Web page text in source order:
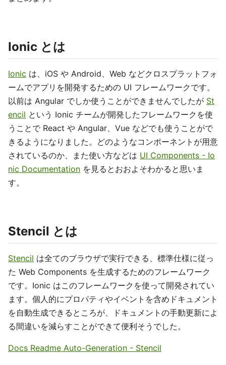
Ionic とは
Ionic は、iOS や Android、Web などクロスプラットフォ
ームでアプリを開発するための UI フレームワークです。
以前は Angular でしか使うことができませんでしたが St
encil という Ionic チームが開発したフレームワークを使
うことで React や Angular、Vue などでも使うことがで
きるようになりました。どのようなコンポーネントが用意
されているのか、また使い方などは UI Components - Io
nic Documentation を見るとおおよそわかると思いま
す。
Stencil とは
Stencil は全てのブラウザで実行できる、標準仕様に従っ
た Web Components を生成するためのフレームワーク
です。Ionic はこのフレームワークを使って開発されてい
ます。個人的にプロパティやイベントを含めドキュメント
を自動生成できるところが、ドキュメントの手動更新によ
る間違いを減らすことができて便利そうでした。
Docs Readme Auto-Generation - Stencil